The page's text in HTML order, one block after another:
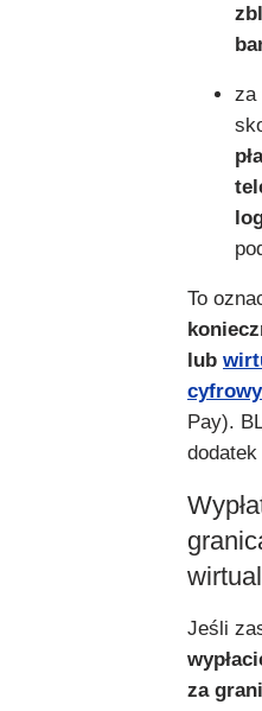
za
To
lub
Pay).
dodatek
Jeśli
za